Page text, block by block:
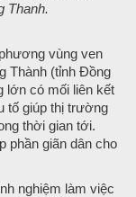
Thanh.
vùng ven
Thành (tỉnh Đồng
có mối liên kết
tố giúp thị trường
thời gian tới.
phần giãn dân cho
nghiệm làm việc